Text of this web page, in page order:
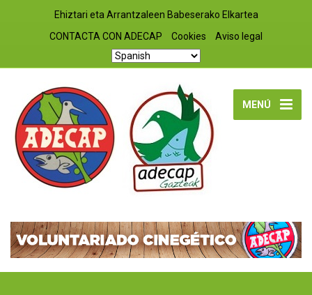
Ehiztari eta Arrantzaleen Babeserako Elkartea
CONTACTA CON ADECAP
Cookies Aviso legal
MENÚ